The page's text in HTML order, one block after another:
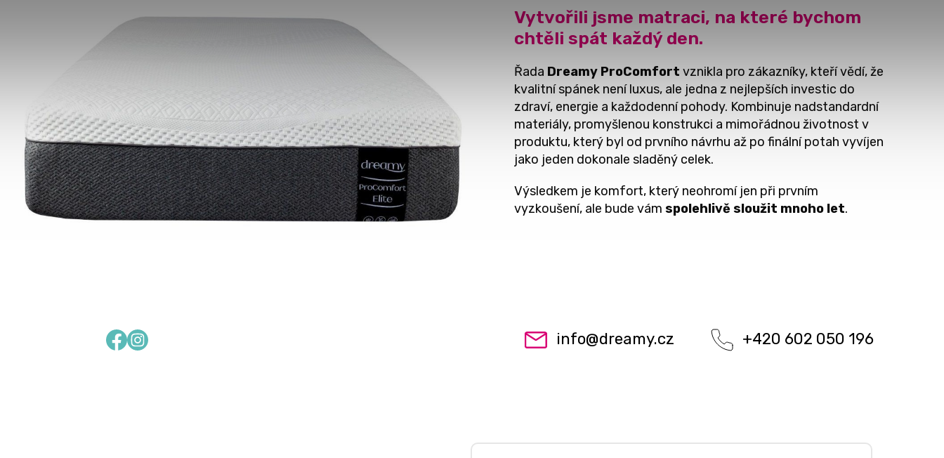
Vytvořili jsme matraci, na které bychom
chtěli spát každý den.
Řada Dreamy ProComfort vznikla pro zákazníky, kteří vědí, že
kvalitní spánek není luxus, ale jedna z nejlepších investic do
zdraví, energie a každodenní pohody. Kombinuje nadstandardní
materiály, promyšlenou konstrukci a mimořádnou životnost v
produktu, který byl od prvního návrhu až po finální potah vyvíjen
jako jeden dokonale sladěný celek.
Výsledkem je komfort, který neohromí jen při prvním
vyzkoušení, ale bude vám spolehlivě sloužit mnoho let.
FacebookInstagram info@dreamy.cz +420 602 050 196